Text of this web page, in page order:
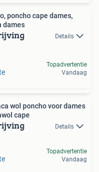
poncho cape dames,
dames
Details
Topadvertentie
Vandaag
wol poncho voor dames
cape
Details
Topadvertentie
Vandaag